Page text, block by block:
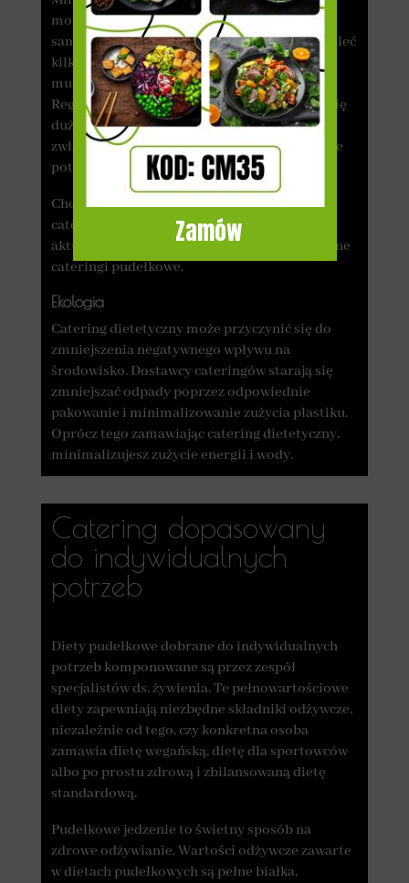
może wydawać się wyższa niż koszt
samodzielnego gotowania, to trzeba przemyśleć
kilka czynników. Zamawiając catering, nie
musisz chodzić do sklepu ani jeść na mieście.
Regularne potrawy w restauracjach okazują się
dużo droższe niż korzystanie z cateringu,
zwłaszcza jeśli chodzi o zdrowe i zbilansowane
potrawy.
Chcesz znaleźć tańszą opcję zamawiania
cateringu? Z nami to możliwe! Sprawdź
aktualne promocje i kody rabatowe na wybrane
cateringi pudełkowe.
Ekologia
Catering dietetyczny może przyczynić się do
zmniejszenia negatywnego wpływu na
środowisko. Dostawcy cateringów starają się
zmniejszać odpady poprzez odpowiednie
pakowanie i minimalizowanie zużycia plastiku.
Oprócz tego zamawiając catering dietetyczny,
minimalizujesz zużycie energii i wody.
Catering dopasowany
do indywidualnych
potrzeb
Diety pudełkowe dobrane do indywidualnych
potrzeb komponowane są przez zespół
specjalistów ds. żywienia. Te pełnowartościowe
diety zapewniają niezbędne składniki odżywcze,
niezależnie od tego, czy konkretna osoba
zamawia dietę wegańską, dietę dla sportowców
albo po prostu zdrową i zbilansowaną dietę
standardową.
Pudełkowe jedzenie to świetny sposób na
zdrowe odżywianie. Wartości odżywcze zawarte
w dietach pudełkowych są pełne białka,
Zamów